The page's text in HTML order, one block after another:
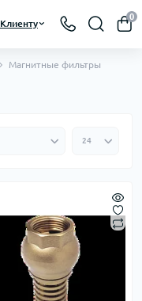
Клиенту
0
Магнитные фильтры